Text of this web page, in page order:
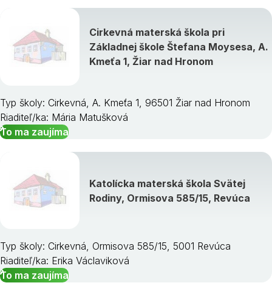
Cirkevná materská škola pri
Základnej škole Štefana Moysesa, A.
Kmeťa 1, Žiar nad Hronom
Typ školy: Cirkevná, A. Kmeťa 1, 96501 Žiar nad Hronom
Riaditeľ/ka: Mária Matušková
To ma zaujíma
Katolícka materská škola Svätej
Rodiny, Ormisova 585/15, Revúca
Typ školy: Cirkevná, Ormisova 585/15, 5001 Revúca
Riaditeľ/ka: Erika Václaviková
To ma zaujíma